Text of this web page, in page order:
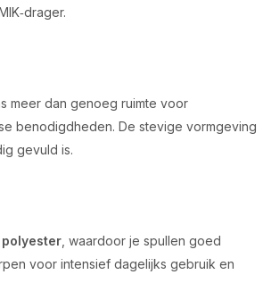
meer dan genoeg ruimte voor
benodigdheden. De stevige vormgeving
gevuld is.
, waardoor je spullen goed
voor intensief dagelijks gebruik en